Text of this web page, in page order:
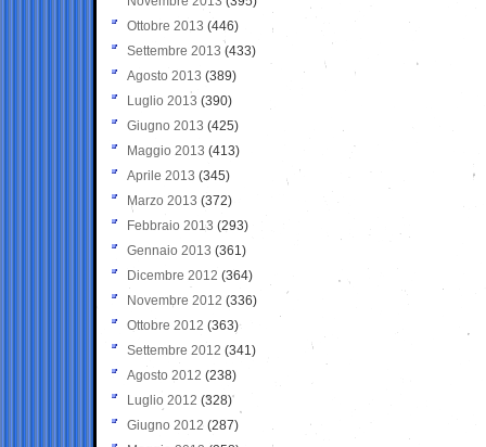
Ottobre 2013 (446)
Settembre 2013 (433)
Agosto 2013 (389)
Luglio 2013 (390)
Giugno 2013 (425)
Maggio 2013 (413)
Aprile 2013 (345)
Marzo 2013 (372)
Febbraio 2013 (293)
Gennaio 2013 (361)
Dicembre 2012 (364)
Novembre 2012 (336)
Ottobre 2012 (363)
Settembre 2012 (341)
Agosto 2012 (238)
Luglio 2012 (328)
Giugno 2012 (287)